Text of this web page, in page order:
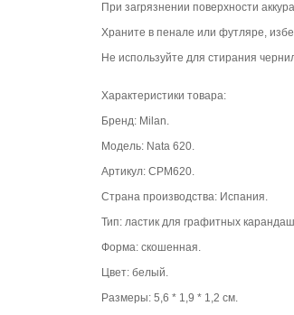
При загрязнении поверхности
Храните в пенале или футляре,
Не используйте для стирания
Характеристики товара:
Бренд: Milan.
Модель: Nata 620.
Артикул: CPM620.
Страна производства: Испания.
Тип: ластик для графитных
Форма: скошенная.
Цвет: белый.
Размеры: 5,6 * 1,9 * 1,2 см.